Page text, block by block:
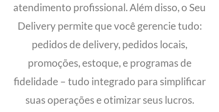
atendimento profissional. Além disso, o Seu
Delivery permite que você gerencie tudo:
pedidos de delivery, pedidos locais,
promoções, estoque, e programas de
fidelidade – tudo integrado para simplificar
suas operações e otimizar seus lucros.